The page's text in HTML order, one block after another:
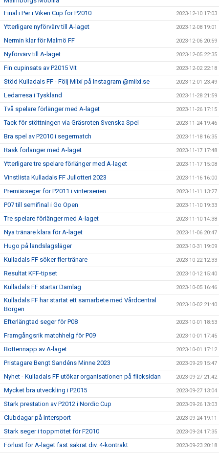
Final i Per i Viken Cup för P2010
2023-12-10 17:03
Ytterligare nyförvärv till A-laget 2023-12-08 19:01
Nermin klar för Malmö FF 2023-12-06 20:59
Nyförvärv till A-laget 2023-12-05 22:35
Fin cupinsats av P2015 Vit 2023-12-02 22:18
Stöd Kulladals FF - Följ Miixi på Instagram @miixi.se 2023-12-01 23:49
Ledarresa i Tyskland 2023-11-28 21:59
Två spelare förlänger med A-laget 2023-11-26 17:15
Tack för stöttningen via Gräsroten Svenska Spel 2023-11-24 19:46
Bra spel av P2010 i segermatch 2023-11-18 16:35
Rask förlänger med A-laget 2023-11-17 17:48
Ytterligare tre spelare förlänger med A-laget 2023-11-17 15:08
Vinstlista Kulladals FF Jullotteri 2023 2023-11-16 16:00
Premiärseger för P2011 i vinterserien 2023-11-11 13:27
P07 till semifinal i Go Open 2023-11-10 19:33
Tre spelare förlänger med A-laget 2023-11-10 14:38
Nya tränare klara för A-laget 2023-11-06 20:47
Hugo på landslagsläger 2023-10-31 19:09
Kulladals FF söker fler tränare 2023-10-22 12:33
Resultat KFF-tipset 2023-10-12 15:40
Kulladals FF startar Damlag 2023-10-05 16:46
Kulladals FF har startat ett samarbete med Vårdcentral
Borgen
2023-10-02 21:40
Efterlängtad seger för P08 2023-10-01 18:53
Framgångsrik matchhelg för P09 2023-10-01 17:45
Bottennapp av A-laget 2023-10-01 17:12
Pristagare Bengt Sandéns Minne 2023 2023-09-29 15:47
Nyhet - Kulladals FF utökar organisationen på flicksidan 2023-09-27 21:42
Mycket bra utveckling i P2015 2023-09-27 13:04
Stark prestation av P2012 i Nordic Cup 2023-09-26 13:03
Clubdagar på Intersport 2023-09-24 19:11
Stark seger i toppmötet för F2010 2023-09-24 17:35
Förlust för A-laget fast säkrat div. 4-kontrakt 2023-09-23 20:18